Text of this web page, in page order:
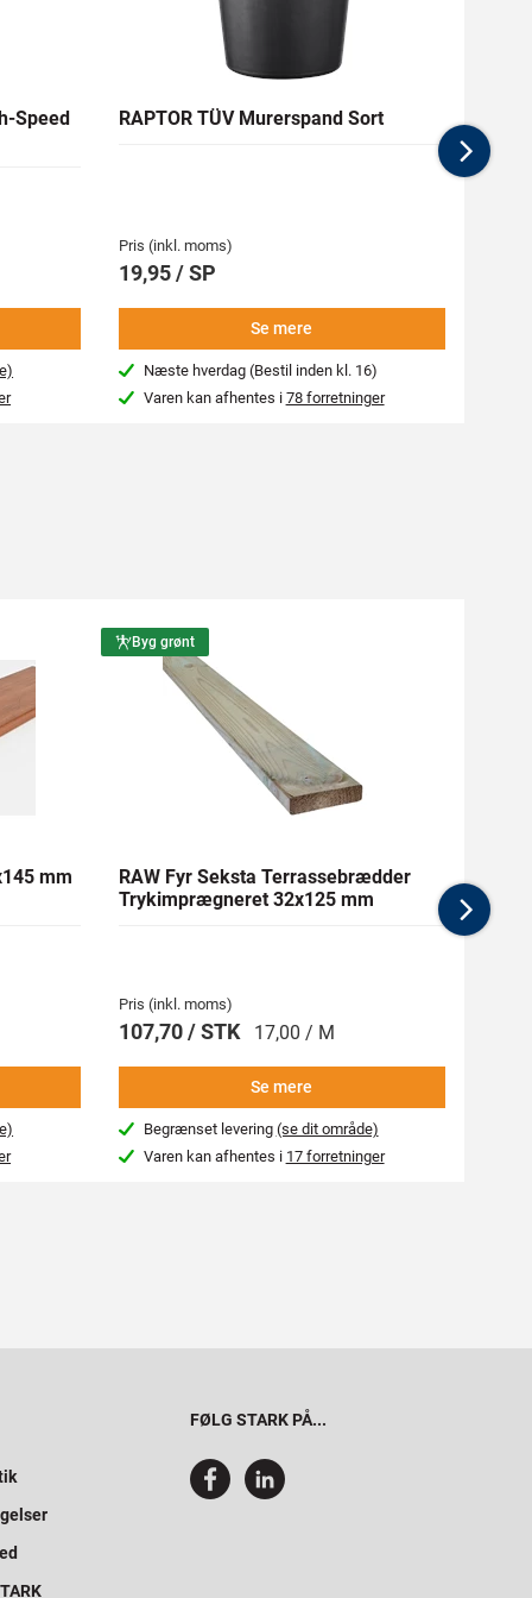
Speed
RAPTOR TÜV Murerspand Sort
Pris (inkl. moms)
19,95 / SP
Se mere
Næste hverdag (Bestil inden kl. 16)
Varen kan afhentes i 78 forretninger
mm
Byg grønt
RAW Fyr Seksta Terrassebrædder
Trykimprægneret 32x125 mm
Pris (inkl. moms)
107,70 / STK 17,00 / M
Se mere
Begrænset levering (se dit område)
Varen kan afhentes i 17 forretninger
mm
FØLG STARK PÅ...